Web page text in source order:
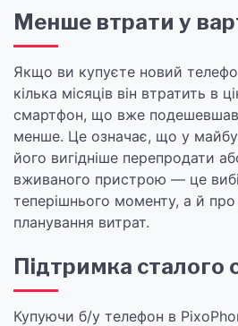
Менше втрати у
Якщо ви купуєте новий
кілька місяців він втратить в
смартфон, що вже
менше. Це означає, що у
його вигідніше перепродати
вживаного пристрою — це
теперішнього моменту, а й про
планування витрат.
Підтримка сталого
Купуючи б/у телефон в